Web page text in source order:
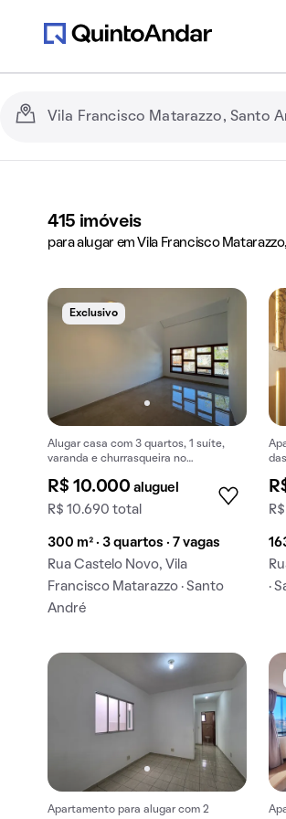
415 imóveis
para alugar em Vila Francisco
Exclusivo
Alugar casa com 3 quartos, 1 suíte,
varanda e churrasqueira no
R$ 10.000aluguel
R$ 10.690 total
300 m² · 3 quartos · 7 vagas
Rua Castelo Novo, Vila
Francisco Matarazzo · Santo
André
·
Apartamento para alugar com 2